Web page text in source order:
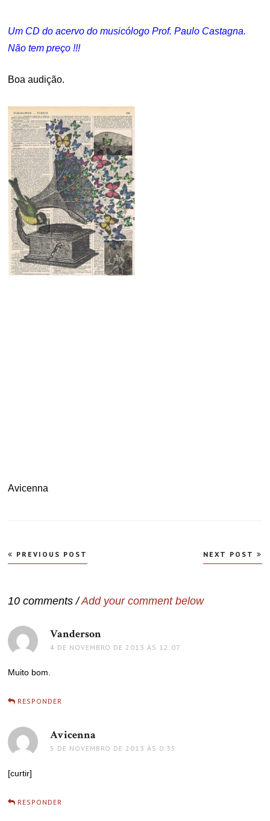
Um CD do acervo do musicólogo Prof. Paulo Castagna.
Não tem preço !!!
Boa audição.
Avicenna
Navegação
de
PREVIOUS POST NEXT POST
10 comments /Add your comment below
Vanderson
4 DE NOVEMBRO DE 2013 ÀS 12:07
Muito bom.
RESPONDER
Avicenna
5 DE NOVEMBRO DE 2013 ÀS 0:35
[curtir]
RESPONDER